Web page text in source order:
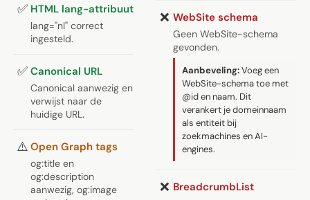
✅ HTML lang-attribuut
lang="nl" correct
ingesteld.
✅ Canonical URL
Canonical aanwezig en
verwijst naar de
huidige URL.
⚠️ Open Graph tags
og:title en
og:description
aanwezig, og:image
❌ WebSite schema
Geen WebSite-schema
gevonden.
Aanbeveling:Voeg een
WebSite-schema toe met
@id en naam. Dit
verankert je domeinnaam
als entiteit bij
zoekmachines en AI-
engines.
❌ BreadcrumbList